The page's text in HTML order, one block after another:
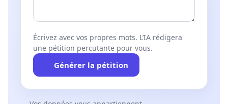
Écrivez avec vos propres mots. L’IA rédigera
une pétition percutante pour vous.
Générer la pétition